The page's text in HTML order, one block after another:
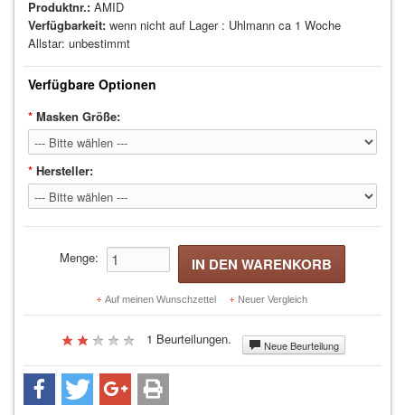
Kabelrollen Ersatzteile (9)
WAFFEN UND WAFFENZUBEHÖR
Degen (72)
Florett (90)
Säbel (33)
REPARATURMATERIALIEN
TASCHEN UND ROLLBAGS
TRAINERBEKLEIDUNG
Damen (30)
Produktnr.: AMID
Verfügbarkeit: wenn nicht auf Lager : Uhlmann ca 1 Woche
Allstar: unbestimmt
Verfügbare Optionen
* Masken Größe:
* Hersteller:
Menge:
Auf meinen Wunschzettel Neuer Vergleich
1 Beurteilungen. Neue Beurteilung